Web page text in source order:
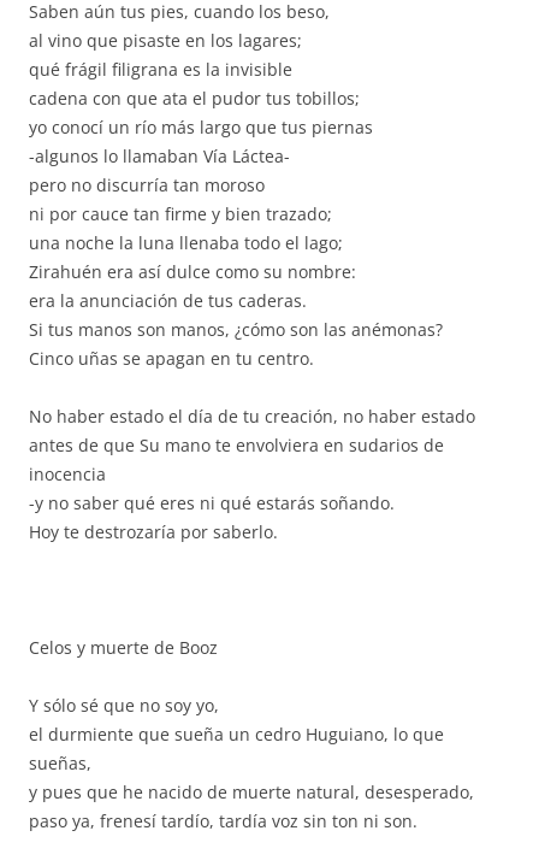
Saben aún tus pies, cuando los beso,
al vino que pisaste en los lagares;
qué frágil filigrana es la invisible
cadena con que ata el pudor tus tobillos;
yo conocí un río más largo que tus piernas
-algunos lo llamaban Vía Láctea-
pero no discurría tan moroso
ni por cauce tan firme y bien trazado;
una noche la luna llenaba todo el lago;
Zirahuén era así dulce como su nombre:
era la anunciación de tus caderas.
Si tus manos son manos, ¿cómo son las anémonas?
Cinco uñas se apagan en tu centro.
No haber estado el día de tu creación, no haber estado
antes de que Su mano te envolviera en sudarios de
inocencia
-y no saber qué eres ni qué estarás soñando.
Hoy te destrozaría por saberlo.
Celos y muerte de Booz
Y sólo sé que no soy yo,
el durmiente que sueña un cedro Huguiano, lo que
sueñas,
y pues que he nacido de muerte natural, desesperado,
paso ya, frenesí tardío, tardía voz sin ton ni son.